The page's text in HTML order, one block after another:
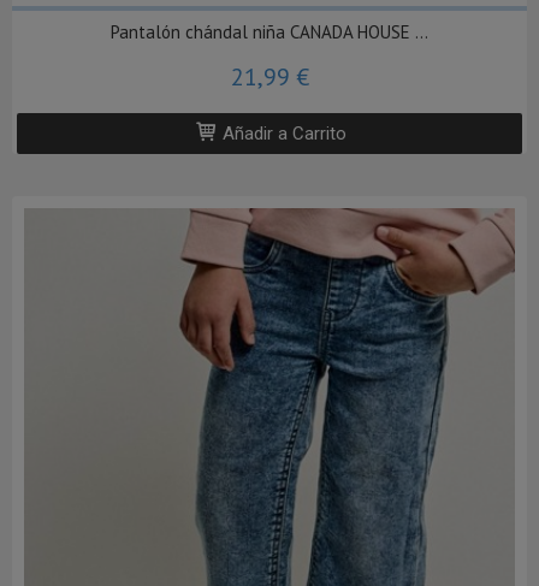
Pantalón chándal niña CANADA HOUSE ...
21,99 €
Añadir a Carrito